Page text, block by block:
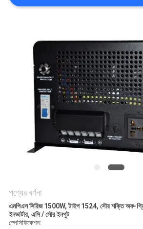
অনুরোধ
গোপনীয়তা
পণ্যের বর্ণনা
এমপিএস সিরিজ 1500W, টাইপ 1524, সৌর শক্তি অফ-
ইনভার্টার, এসি / সৌর ইনপুট
স্পেসিফিকেশন: